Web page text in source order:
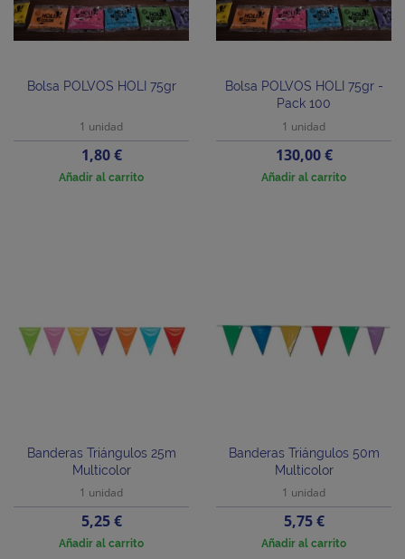
Bolsa POLVOS HOLI 75gr
1 unidad
Precio
1,80 €
Añadir al carrito
Bolsa POLVOS HOLI 75gr -
Pack 100
1 unidad
Precio
130,00 €
Añadir al carrito
Banderas Triángulos 25m
Multicolor
1 unidad
Precio
5,25 €
Añadir al carrito
Banderas Triángulos 50m
Multicolor
1 unidad
Precio
5,75 €
Añadir al carrito